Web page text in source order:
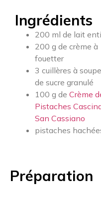
Ingrédients
200 ml de lait
200 g de crème à
fouetter
3 cuillères à soupe
de sucre granulé
100 g de Crème
Pistaches
San Cassiano
pistaches
Préparation